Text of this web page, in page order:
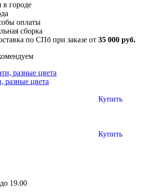
городе
оплаты
сборка
по СПб при заказе от 35 000 руб.
разные цвета
Купить
Купить
19.00